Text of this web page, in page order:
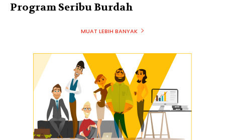
Program Seribu Burdah
MUAT LEBIH BANYAK